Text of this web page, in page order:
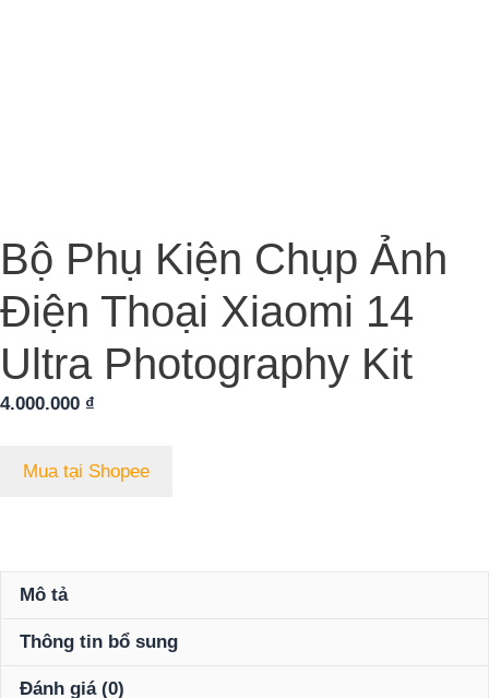
Bộ Phụ Kiện Chụp Ảnh
Điện Thoại Xiaomi 14
Ultra Photography Kit
4.000.000 ₫
Mua tại Shopee
Mô tả
Thông tin bổ sung
Đánh giá (0)